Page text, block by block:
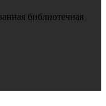
библиотечная